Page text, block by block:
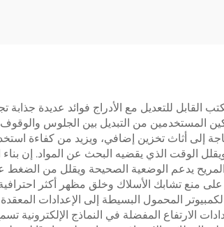
القابل للتعديل مع الأدراج فوائد عديدة
المستخدمين من التبديل بين الجلوس والوقوف
إلى أثاث تخزين إضافي، ويزيد من كفاءة
الوقت الذي يقضيه البحث عن المواد. إن
يدعم الوضعية الصحيحة ويقلل من الضغط
على منع تشابك الأسلاك وخلق مظهر أكثر
المحمول البسيطة إلى الإعدادات
الارتفاع المفضلة في النماذج